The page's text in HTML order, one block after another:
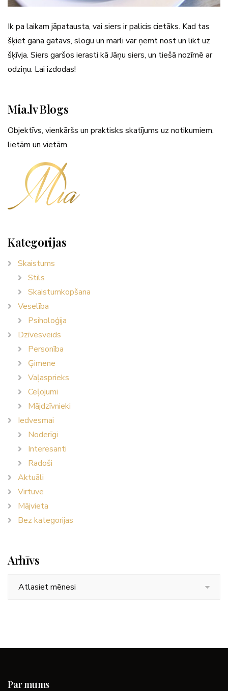
Ik pa laikam jāpatausta, vai siers ir palicis cietāks. Kad tas
šķiet gana gatavs, slogu un marli var ņemt nost un likt uz
šķīvja. Siers garšos ierasti kā Jāņu siers, un tiešā nozīmē ar
odziņu. Lai izdodas!
Mia.lv Blogs
Objektīvs, vienkāršs un praktisks skatījums uz notikumiem,
lietām un vietām.
Kategorijas
Skaistums
Stils
Skaistumkopšana
Veselība
Psiholoģija
Dzīvesveids
Personība
Ģimene
Vaļasprieks
Ceļojumi
Mājdzīvnieki
Iedvesmai
Noderīgi
Interesanti
Radoši
Aktuāli
Virtuve
Mājvieta
Bez kategorijas
Arhīvs
Par mums